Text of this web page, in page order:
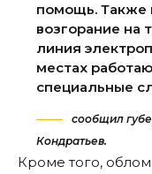
помощь. Также
возгорание на
линия
местах
специальные
сообщил
Кондратьев.
Кроме того,